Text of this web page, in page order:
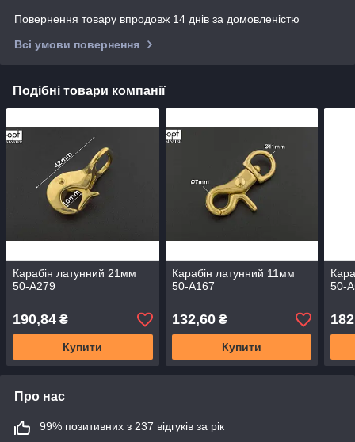
Повернення товару впродовж 14 днів за домовленістю
Всі умови повернення
Подібні товари компанії
Карабін латунний 21мм
50-А279
190,84 ₴
Купити
Карабін латунний 11мм
50-А167
132,60₴
Купити
50-
182
Про нас
99% позитивних з 237 відгуків за рік